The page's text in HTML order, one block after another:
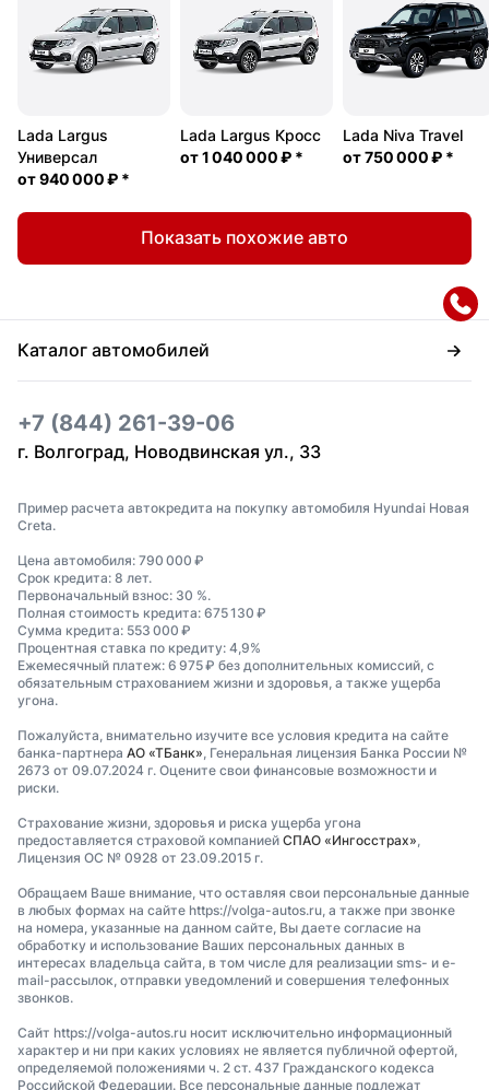
Lada Largus
Универсал
от940 000 ₽ *
Lada Largus Кросс
от1 040 000 ₽ *
Lada Niva Travel
от750 000 ₽ *
Показать похожие авто
Каталог автомобилей
+7 (844) 261-39-06
г. Волгоград, Новодвинская ул., 33
Пример расчета автокредита на покупку автомобиля Hyundai Новая
Creta.
Цена автомобиля: 790 000 ₽
Срок кредита: 8 лет.
Первоначальный взнос: 30 %.
Полная стоимость кредита: 675 130 ₽
Сумма кредита: 553 000 ₽
Процентная ставка по кредиту: 4,9%
Ежемесячный платеж: 6 975 ₽ без дополнительных комиссий, с
обязательным страхованием жизни и здоровья, а также ущерба
угона.
Пожалуйста, внимательно изучите все условия кредита на сайте
банка-партнера АО «ТБанк» , Генеральная лицензия Банка России №
2673 от 09.07.2024 г. Оцените свои финансовые возможности и
риски.
Страхование жизни, здоровья и риска ущерба угона
предоставляется страховой компанией СПАО «Ингосстрах»
Лицензия ОС № 0928 от 23.09.2015 г.
Обращаем Ваше внимание, что оставляя свои персональные данные
в любых формах на сайте https://volga-autos.ru, а также при звонке
на номера, указанные на данном сайте, Вы даете согласие на
обработку и использование Ваших персональных данных в
интересах владельца сайта, в том числе для реализации sms- и e-
mail-рассылок, отправки уведомлений и совершения телефонных
звонков.
Сайт https://volga-autos.ru носит исключительно информационный
характер и ни при каких условиях не является публичной офертой,
определяемой положениями ч. 2 ст. 437 Гражданского кодекса
Российской Федерации. Все персональные данные подлежат